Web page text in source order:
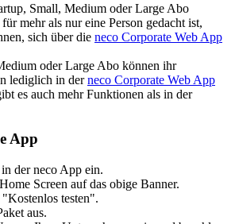
Small, Medium oder Large Abo
mehr als nur eine Person gedacht ist,
sich über die neco Corporate Web App
oder Large Abo können ihr
lediglich in derneco Corporate Web App
es auch mehr Funktionen als in der
App
der neco App ein.
Screen auf das obige Banner.
testen".
aus.